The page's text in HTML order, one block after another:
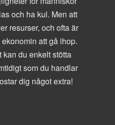
och ha kul. Men att
resurser, och ofta är
att gå ihop.
du enkelt stötta
som du handlar
dig något extra!